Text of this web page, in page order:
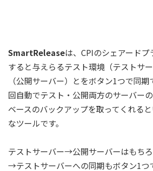
SmartReleaseは、CPIのシェアードプ
すると与えらるテスト環境（テストサ
（公開サーバー）とをボタン1つで同
回自動でテスト・公開両方のサーバー
ベースのバックアップを取ってくれる
なツールです。
テストサーバー→公開サーバーはもち
→テストサーバーへの同期もボタン1つ